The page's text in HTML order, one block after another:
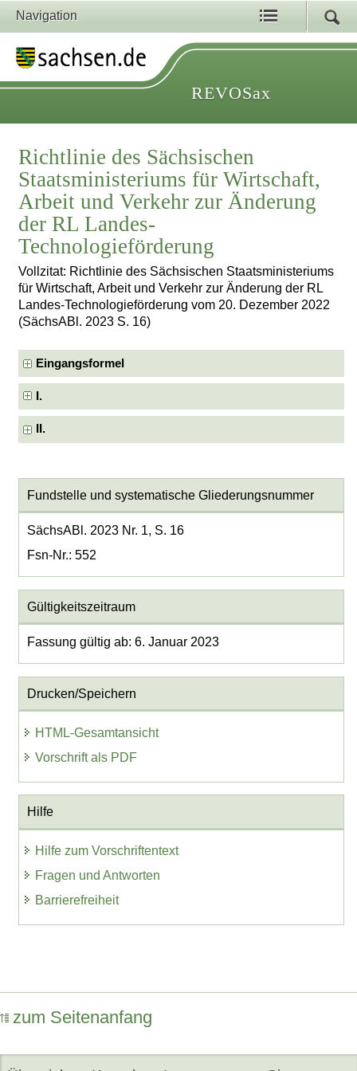
Navigation
REVOSax
Richtlinie des Sächsischen
Staatsministeriums für Wirtschaft,
Arbeit und Verkehr zur Änderung
der RL Landes-
Technologieförderung
Vollzitat: Richtlinie des Sächsischen Staatsministeriums
für Wirtschaft, Arbeit und Verkehr zur Änderung der RL
Landes-Technologieförderung vom 20. Dezember 2022
(SächsABl. 2023 S. 16)
Eingangsformel
I.
II.
Fundstelle und systematische Gliederungsnummer
SächsABl. 2023 Nr. 1, S. 16
Fsn-Nr.: 552
Gültigkeitszeitraum
Fassung gültig ab: 6. Januar 2023
Drucken/Speichern
HTML-Gesamtansicht
Vorschrift als PDF
Hilfe
Hilfe zum Vorschriftentext
Fragen und Antworten
Barrierefreiheit
zum Seitenanfang